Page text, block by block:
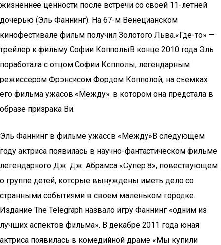
жизненнее ценности после встречи со своей 11-летней
дочерью (Эль Фаннинг). На 67-м Венецианском
кинофестивале фильм получил Золотого Льва.«Где-то» —
трейлер к фильму Софии КопполыВ конце 2010 года Эль
поработала с отцом Софии Копполы, легендарным
режиссером Фрэнсисом Фордом Копполой, на съемках
его фильма ужасов «Между», в котором она предстала в
образе призрака Ви.
Эль Фаннинг в фильме ужасов «Между»В следующем
году актриса появилась в научно-фантастическом фильме
легендарного Дж. Дж. Абрамса «Супер 8», повествующем
о группе детей, которые вынуждены иметь дело со
странными событиями в своем маленьком городке.
Издание The Telegraph назвало игру Фаннинг «одним из
лучших аспектов фильма». В декабре 2011 года юная
актриса появилась в комедийной драме «Мы купили